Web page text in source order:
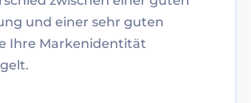
und einer sehr guten
Ihre Markenidentität